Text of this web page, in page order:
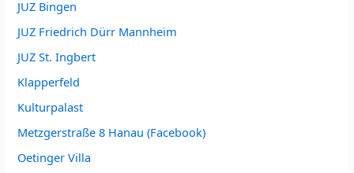
JUZ Bingen
JUZ Friedrich Dürr Mannheim
JUZ St. Ingbert
Klapperfeld
Kulturpalast
Metzgerstraße 8 Hanau (Facebook)
Oetinger Villa